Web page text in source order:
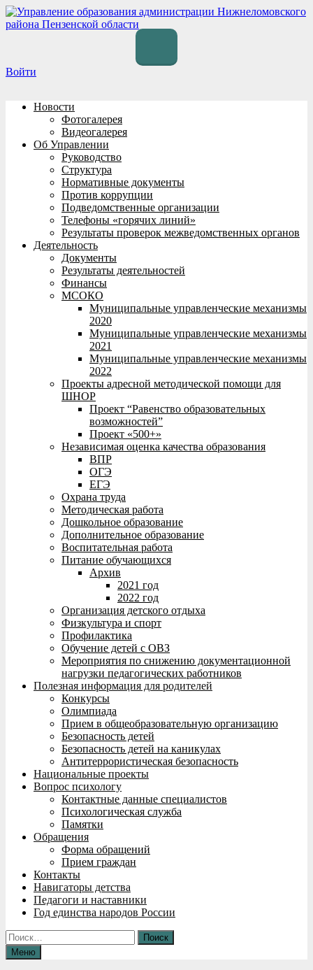
Перейти
к
Войти
Новости
Фотогалерея
Видеогалерея
Об Управлении
Руководство
Структура
Нормативные документы
Против коррупции
Подведомственные организации
Телефоны «горячих линий»
Результаты проверок межведомственных органов
Деятельность
Документы
Результаты деятельностей
Финансы
МСОКО
Муниципальные управленческие механизмы
2020
Муниципальные управленческие механизмы
2021
Муниципальные управленческие механизмы
2022
Проекты адресной методической помощи для
ШНОР
Проект “Равенство образовательных
возможностей”
Проект «500+»
Независимая оценка качества образования
ВПР
ОГЭ
ЕГЭ
Охрана труда
Методическая работа
Дошкольное образование
Дополнительное образование
Воспитательная работа
Питание обучающихся
Архив
2021 год
2022 год
Организация детского отдыха
Физкультура и спорт
Профилактика
Обучение детей с ОВЗ
Мероприятия по снижению документационной
нагрузки педагогических работников
Полезная информация для родителей
Конкурсы
Олимпиада
Прием в общеобразовательную организацию
Безопасность детей
Безопасность детей на каникулах
Антитеррористическая безопасность
Национальные проекты
Вопрос психологу
Контактные данные специалистов
Психологическая служба
Памятки
Обращения
Форма обращений
Прием граждан
Контакты
Навигаторы детства
Педагоги и наставники
Год единства народов России
Найти:
Меню